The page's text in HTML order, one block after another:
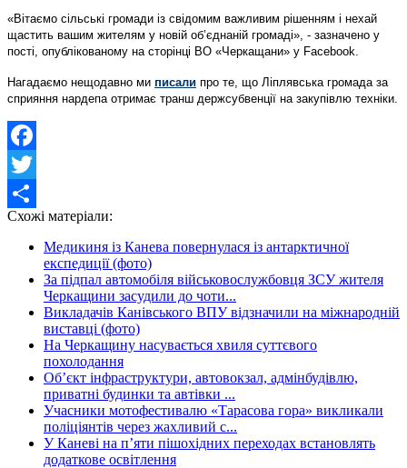
«Вітаємо сільські громади із свідомим важливим рішенням і нехай
щастить вашим жителям у новій об’єднаній громаді», - зазначено у
пості, опублікованому на сторінці ВО «Черкащани» у Facebook.
Нагадаємо нещодавно ми писали про те, що Ліплявська громада за
сприяння нардепа отримає транш держсубвенції на закупівлю техніки.
Facebook
Twitter
Share
Схожі матеріали:
Медикиня із Канева повернулася із антарктичної
експедиції (фото)
За підпал автомобіля військовослужбовця ЗСУ жителя
Черкащини засудили до чоти...
Викладачів Канівського ВПУ відзначили на міжнародній
виставці (фото)
На Черкащину насувається хвиля суттєвого
похолодання
Об’єкт інфраструктури, автовокзал, адмінбудівлю,
приватні будинки та автівки ...
Учасники мотофестивалю «Тарасова гора» викликали
поліціянтів через жахливий с...
У Каневі на п’яти пішохідних переходах встановлять
додаткове освітлення